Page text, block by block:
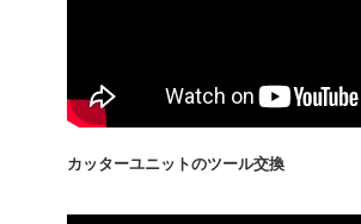
カッターユニットのツール交換